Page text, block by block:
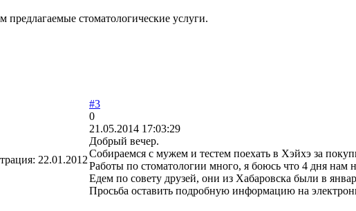
стоматологические услуги.
22.01.2012
#3
0
21.05.2014 17:03:29
Добрый вечер.
Собираемся с мужем и тестем поехать в Хэйхэ за
Работы по стоматологии много, я боюсь что 4 дня нам
Едем по совету друзей, они из Хабаровска были в
Просьба оставить подробную информацию на